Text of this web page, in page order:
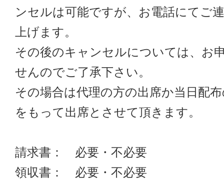
ンセルは可能ですが、お電話にてご
上げます。
その後のキャンセルについては、お
せんのでご了承下さい。
その場合は代理の方の出席か当日配
をもって出席とさせて頂きます。
請求書：　必要・不必要
領収書：　必要・不必要